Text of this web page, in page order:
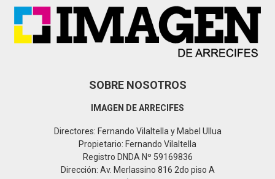
SOBRE NOSOTROS
IMAGEN DE ARRECIFES
Directores: Fernando Vilaltella y Mabel Ullua
Propietario: Fernando Vilaltella
Registro DNDA Nº 59169836
Dirección: Av. Merlassino 816 2do piso A